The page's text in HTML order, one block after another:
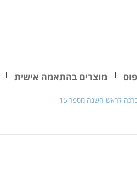
מוצרים בהתאמה אישית
לראש השנה מספר 15